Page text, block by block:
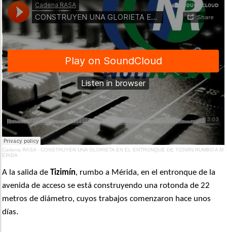
Cadena RASA · CONSTRUYEN UNA GLORIETA EN EL ENTRONQUE DE TIZIMÍN RUMBO A M
ÉRIDA
A la salida de Tizimín, rumbo a Mérida, en el entronque de la
avenida de acceso se está construyendo una rotonda de 22
metros de diámetro, cuyos trabajos comenzaron hace unos
días.